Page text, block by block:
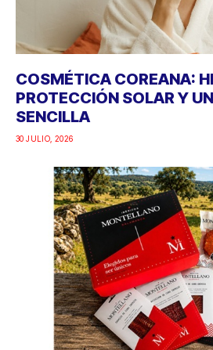
COSMÉTICA COREANA:
PROTECCIÓN SOLAR Y
SENCILLA
30 JULIO, 2026